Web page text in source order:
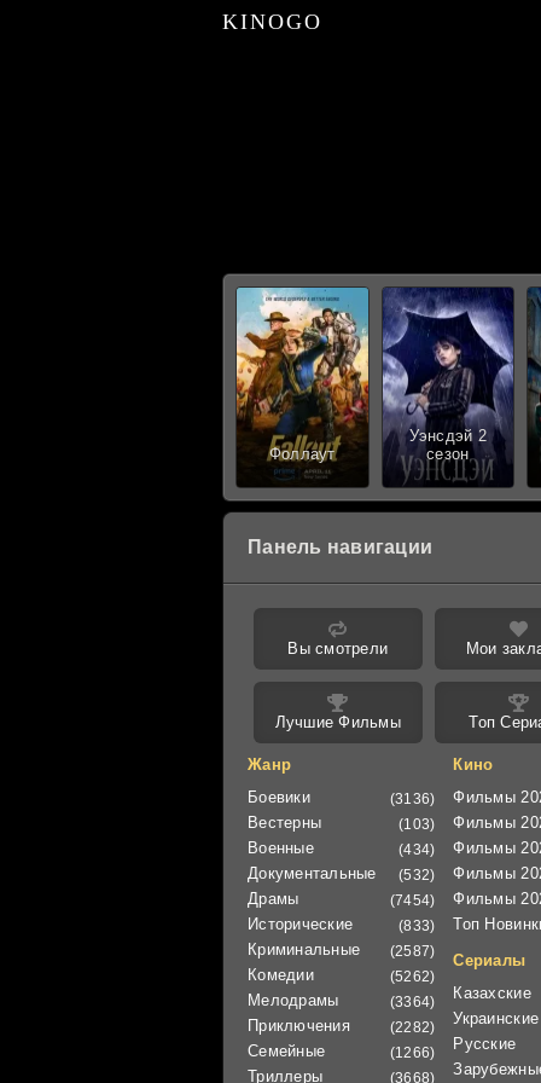
KINOGO
Фоллаут
Уэнсдэй 2
сезон
Панель навигации
Вы смотрели Мои
Лучшие Фильмы Топ
Жанр
Боевики
(3136)
Вестерны (103)
Военные (434)
Документальные (532)
Драмы (7454)
Исторические (833)
Криминальные (2587)
Комедии (5262)
Мелодрамы (3364)
Приключения (2282)
Семейные (1266)
Триллеры (3668)
Кино
Фильмы
Фильмы
Фильмы
Фильмы
Фильмы
Топ
Сериалы
Казахские
Украинские
Русские